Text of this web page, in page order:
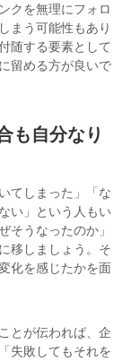
クを無理にフォロ
まう可能性もあり
随する要素として
留める方が良いで
も自分なり
てしまった」「な
い」という人もい
そうなったのか」
移しましょう。そ
化を感じたかを面
とが伝われば、企
失敗してもそれを